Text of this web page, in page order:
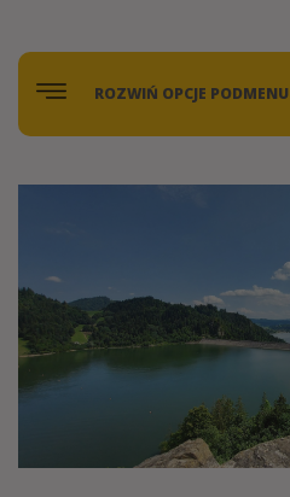
ROZWIŃ OPCJE PODMENU